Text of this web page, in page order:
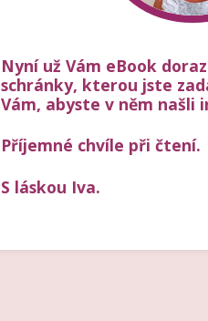
Nyní už Vám eBook
schránky, kterou jste
Vám, abyste v něm našli
Příjemné chvíle při čtení.
S láskou Iva.